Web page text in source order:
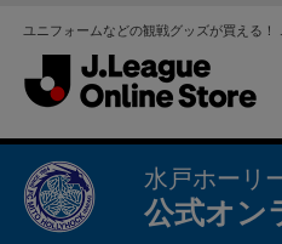
ユニフォームなどの観戦グッズが買える
水戸ホーリ
公式オン